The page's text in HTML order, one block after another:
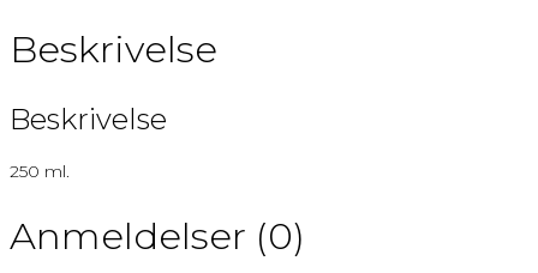
Beskrivelse
Beskrivelse
250 ml.
Anmeldelser (0)